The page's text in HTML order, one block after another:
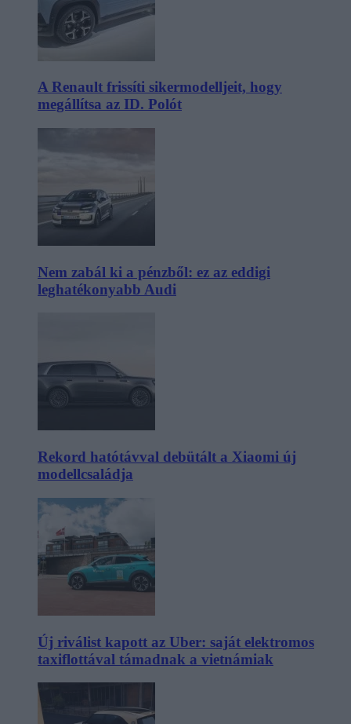
A Renault frissíti sikermodelljeit, hogy
megállítsa az ID. Polót
Nem zabál ki a pénzből: ez az eddigi
leghatékonyabb Audi
Rekord hatótávval debütált a Xiaomi új
modellcsaládja
Új riválist kapott az Uber: saját elektromos
taxiflottával támadnak a vietnámiak